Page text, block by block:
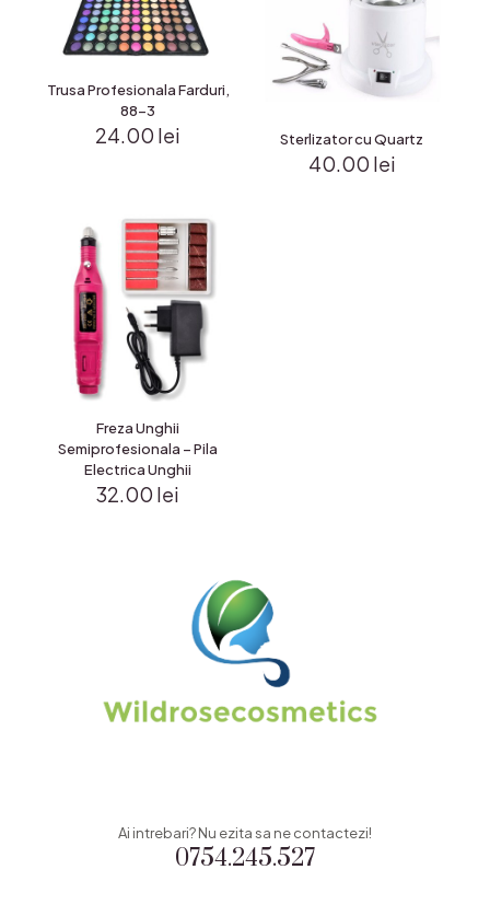
Trusa Profesionala Farduri,
88-3
24.00 lei Sterlizator cu Quartz
40.00 lei
Freza Unghii
Semiprofesionala – Pila
Electrica Unghii
32.00 lei
0754.245.527
Ai intrebari? Nu ezita sa ne contactezi!